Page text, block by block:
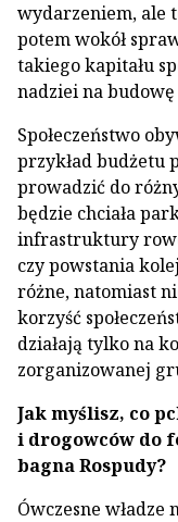
wydarzeniem, ale
potem wokół
takiego kapitału
nadziei na
Społeczeństwo
przykład budżetu
prowadzić do
będzie chciała
infrastruktury
czy powstania
różne, natomiast
korzyść
działają tylko na
zorganizowanej
Jak myślisz, co
i drogowców do
bagna Rospudy?
Ówczesne władze